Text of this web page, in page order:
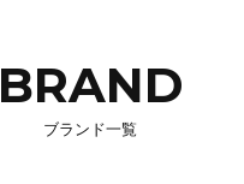
BRAND
ブランド一覧